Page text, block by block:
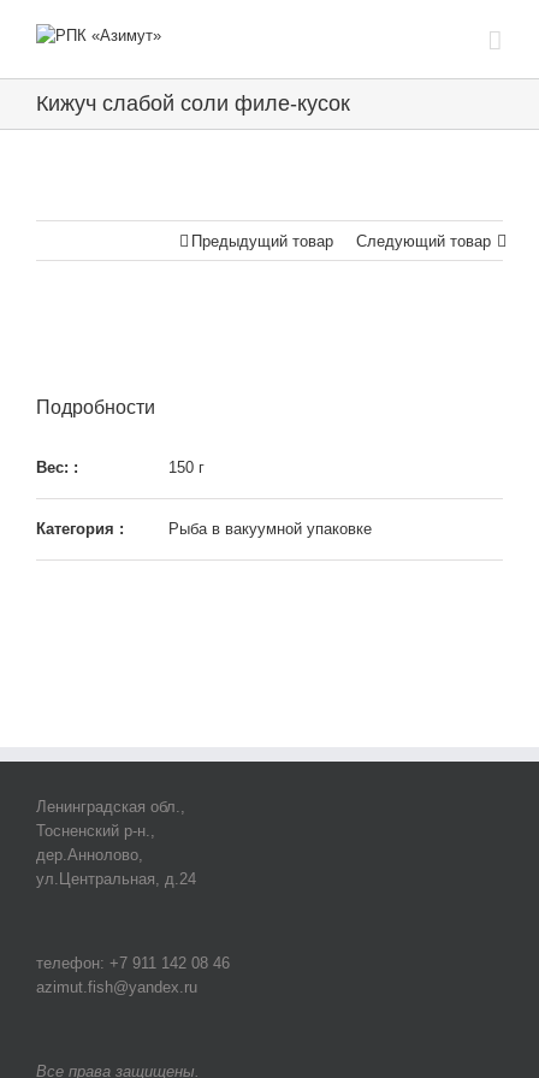
Кижуч слабой соли филе-кусок
Предыдущий товар Следующий товар
Подробности
Вес: : 150 г
Категория : Рыба в вакуумной упаковке
Ленинградская обл.,
Тосненский р-н.,
дер.Аннолово,
ул.Центральная, д.24
телефон: +7 911 142 08 46
azimut.fish@yandex.ru
Все права защищены.